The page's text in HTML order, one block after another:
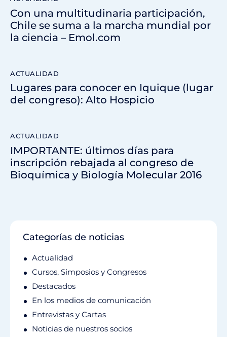
Con una multitudinaria participación,
Chile se suma a la marcha mundial por
la ciencia – Emol.com
ACTUALIDAD
Lugares para conocer en Iquique (lugar
del congreso): Alto Hospicio
ACTUALIDAD
IMPORTANTE: últimos días para
inscripción rebajada al congreso de
Bioquímica y Biología Molecular 2016
Categorías de noticias
Actualidad
Cursos, Simposios y Congresos
Destacados
En los medios de comunicación
Entrevistas y Cartas
Noticias de nuestros socios